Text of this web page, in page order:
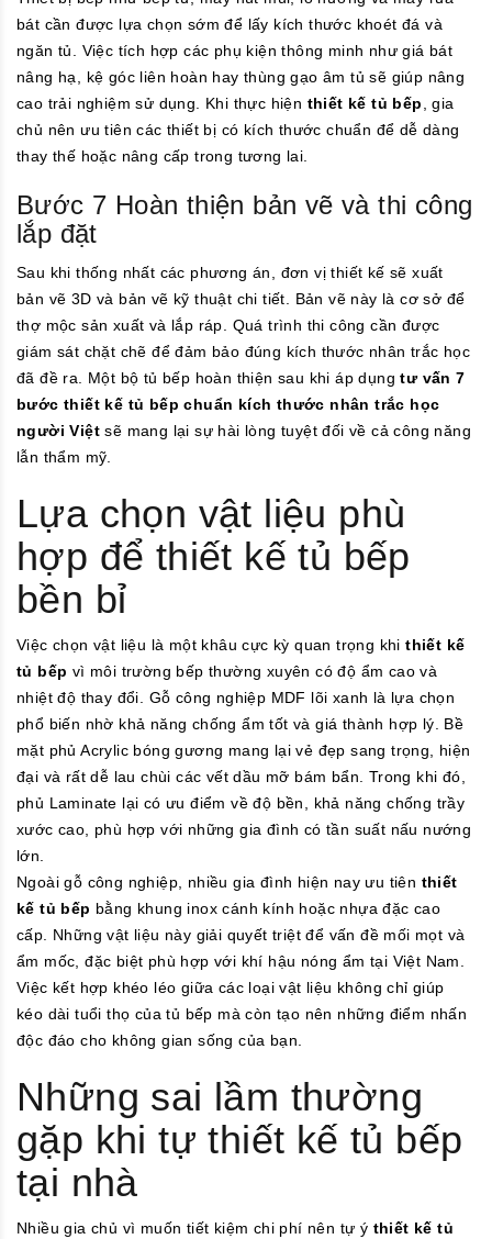
bát cần được lựa chọn sớm để lấy kích thước khoét đá và
ngăn tủ. Việc tích hợp các phụ kiện thông minh như giá bát
nâng hạ, kệ góc liên hoàn hay thùng gạo âm tủ sẽ giúp nâng
cao trải nghiệm sử dụng. Khi thực hiện thiết kế tủ bếp, gia
chủ nên ưu tiên các thiết bị có kích thước chuẩn để dễ dàng
thay thế hoặc nâng cấp trong tương lai.
Bước 7 Hoàn thiện bản vẽ và thi công
lắp đặt
Sau khi thống nhất các phương án, đơn vị thiết kế sẽ xuất
bản vẽ 3D và bản vẽ kỹ thuật chi tiết. Bản vẽ này là cơ sở để
thợ mộc sản xuất và lắp ráp. Quá trình thi công cần được
giám sát chặt chẽ để đảm bảo đúng kích thước nhân trắc học
đã đề ra. Một bộ tủ bếp hoàn thiện sau khi áp dụngtư vấn 7
bước thiết kế tủ bếp chuẩn kích thước nhân trắc học
người Việt sẽ mang lại sự hài lòng tuyệt đối về cả công năng
lẫn thẩm mỹ.
Lựa chọn vật liệu phù
hợp để thiết kế tủ bếp
bền bỉ
Việc chọn vật liệu là một khâu cực kỳ quan trọng khithiết kế
tủ bếp vì môi trường bếp thường xuyên có độ ẩm cao và
nhiệt độ thay đổi. Gỗ công nghiệp MDF lõi xanh là lựa chọn
phổ biến nhờ khả năng chống ẩm tốt và giá thành hợp lý. Bề
mặt phủ Acrylic bóng gương mang lại vẻ đẹp sang trọng, hiện
đại và rất dễ lau chùi các vết dầu mỡ bám bẩn. Trong khi đó,
phủ Laminate lại có ưu điểm về độ bền, khả năng chống trầy
xước cao, phù hợp với những gia đình có tần suất nấu nướng
lớn.
Ngoài gỗ công nghiệp, nhiều gia đình hiện nay ưu tiên thiết
kế tủ bếp bằng khung inox cánh kính hoặc nhựa đặc cao
cấp. Những vật liệu này giải quyết triệt để vấn đề mối mọt và
ẩm mốc, đặc biệt phù hợp với khí hậu nóng ẩm tại Việt Nam.
Việc kết hợp khéo léo giữa các loại vật liệu không chỉ giúp
kéo dài tuổi thọ của tủ bếp mà còn tạo nên những điểm nhấn
độc đáo cho không gian sống của bạn.
Những sai lầm thường
gặp khi tự thiết kế tủ bếp
tại nhà
Nhiều gia chủ vì muốn tiết kiệm chi phí nên tự ý thiết kế tủ